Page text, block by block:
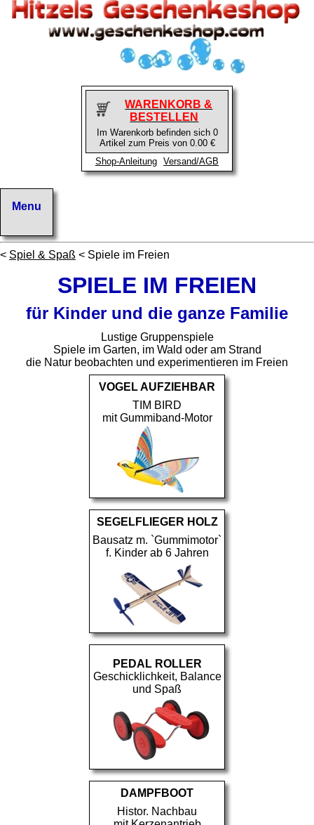
WARENKORB &
BESTELLEN
Im Warenkorb befinden sich 0
Artikel zum Preis von 0.00 €
Shop-Anleitung
Versand/AGB
< Spiel & Spaß < Spiele im Freien
SPIELE IM FREIEN
für Kinder und die ganze Familie
Lustige Gruppenspiele
Spiele im Garten, im Wald oder am Strand
die Natur beobachten und experimentieren im Freien
VOGEL AUFZIEHBAR
TIM BIRD
mit Gummiband-Motor
SEGELFLIEGER HOLZ
Bausatz m. `Gummimotor`
f. Kinder ab 6 Jahren
PEDAL ROLLER
Geschicklichkeit, Balance
und Spaß
DAMPFBOOT
Histor. Nachbau